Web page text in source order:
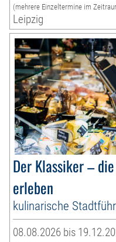
(mehrere Einzeltermine im
Leipzig
Der Klassiker –
erleben
kulinarische
08.08.2026 bis